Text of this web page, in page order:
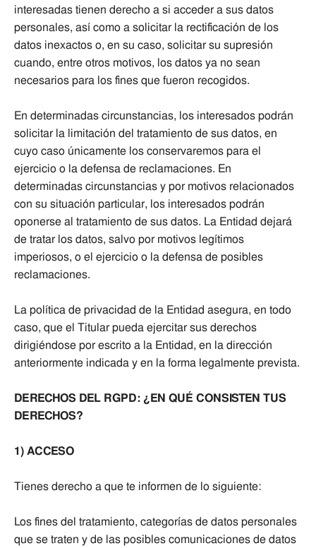
interesadas tienen derecho a si acceder a sus datos
personales, así como a solicitar la rectificación de los
datos inexactos o, en su caso, solicitar su supresión
cuando, entre otros motivos, los datos ya no sean
necesarios para los fines que fueron recogidos.
En determinadas circunstancias, los interesados podrán
solicitar la limitación del tratamiento de sus datos, en
cuyo caso únicamente los conservaremos para el
ejercicio o la defensa de reclamaciones. En
determinadas circunstancias y por motivos relacionados
con su situación particular, los interesados podrán
oponerse al tratamiento de sus datos. La Entidad dejará
de tratar los datos, salvo por motivos legítimos
imperiosos, o el ejercicio o la defensa de posibles
reclamaciones.
La política de privacidad de la Entidad asegura, en todo
caso, que el Titular pueda ejercitar sus derechos
dirigiéndose por escrito a la Entidad, en la dirección
anteriormente indicada y en la forma legalmente prevista.
DERECHOS DEL RGPD: ¿EN QUÉ CONSISTEN TUS
DERECHOS?
1) ACCESO
Tienes derecho a que te informen de lo siguiente:
Los fines del tratamiento, categorías de datos personales
que se traten y de las posibles comunicaciones de datos